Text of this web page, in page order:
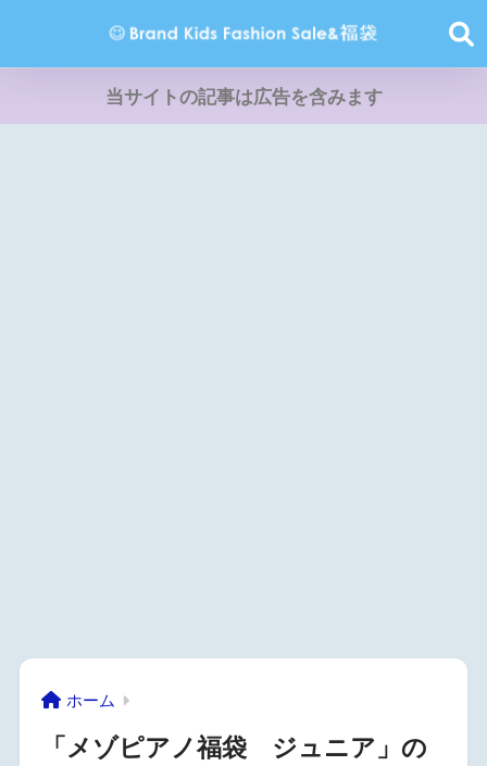
当サイトの記事は広告を含みます
ホーム
「メゾピアノ福袋 ジュニア」の